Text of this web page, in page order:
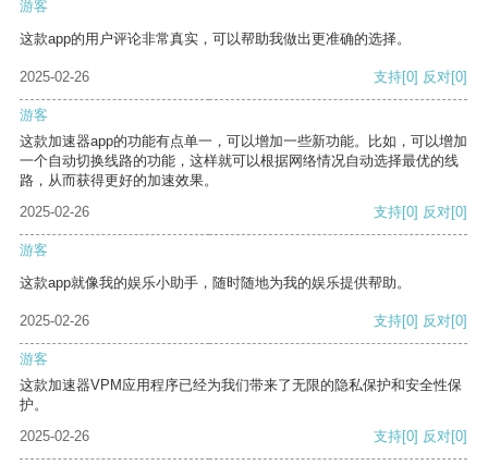
游客
这款app的用户评论非常真实，可以帮助我做出更准确的选择。
2025-02-26 支持[0] 反对[0]
游客
这款加速器app的功能有点单一，可以增加一些新功能。比如，可以增加
一个自动切换线路的功能，这样就可以根据网络情况自动选择最优的线
路，从而获得更好的加速效果。
2025-02-26
支持[0] 反对[0]
游客
这款app就像我的娱乐小助手，随时随地为我的娱乐提供帮助。
2025-02-26 支持[0] 反对[0]
游客
这款加速器VPM应用程序已经为我们带来了无限的隐私保护和安全性保
护。
2025-02-26
支持[0] 反对[0]